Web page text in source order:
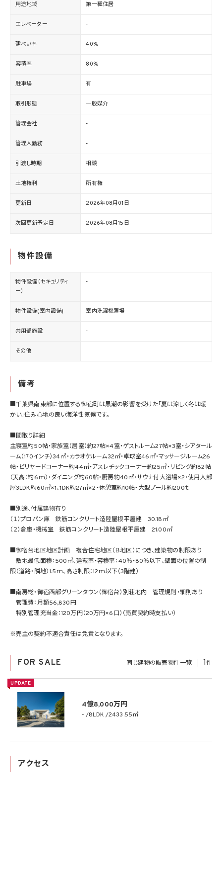
用途地域 第一種住居
エレベーター -
建ぺい率 40%
容積率 80%
駐車場 有
取引形態 一般媒介
管理会社 -
管理人勤務 -
引渡し時期 相談
土地権利 所有権
更新日 2026年08月01日
次回更新予定日 2026年08月15日
物件設備
物件設備（セキュリティ
ー）
-
物件設備(室内設備) 室内洗濯機置場
共用部施設 -
その他
備考
■千葉県南東部に位置する御宿町は黒潮の影響を受けた「夏は涼しく冬は暖
かい」住み心地の良い海洋性気候です。
■間取り詳細
主寝室約50帖・家族室（居室）約27帖×4室・ゲストルーム27帖×3室・シアタール
ーム（170インチ）34㎡・カラオケルーム32㎡・卓球室46㎡・マッサージルーム26
帖・ビリヤードコーナー約44㎡・アスレチックコーナー約25㎡・リビング約82帖
（天高：約6ｍ）・ダイニング約60帖・厨房約40㎡・サウナ付大浴場×2・使用人部
屋3LDK約60㎡×1、1DK約27㎡×2・休憩室約10帖・大型プール約200ｔ
■別途、付属建物有り
（１）プロパン庫 鉄筋コンクリート造陸屋根平屋建 30.18㎡
（２）倉庫・機械室 鉄筋コンクリート造陸屋根平屋建 21.00㎡
■御宿台地区地区計画 複合住宅地区（Ｂ地区）につき、建築物の制限あり
敷地最低面積：500㎡、建蔽率・容積率：40％・80％以下、壁面の位置の制
限（道路・隣地）1.5ｍ、高さ制限：12ｍ以下（3階建）
■南房総・御宿西部グリーンタウン（御宿台）別荘地内 管理規則・細則あり
管理費：月額56,830円
特別管理充当金：120万円（20万円×6口）（売買契約時支払い）
※売主の契約不適合責任は免責となります。
FOR SALE 同じ建物の販売物件一覧 1件
UPDATE
4億8,000万円
- 8LDK 2433.55㎡
アクセス